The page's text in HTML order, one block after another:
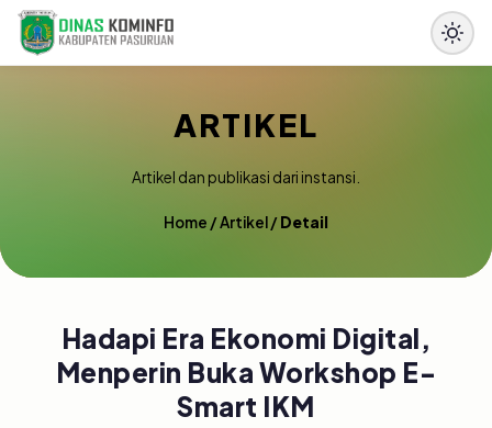
ARTIKEL
Artikel dan publikasi dari instansi.
Home /Artikel/Detail
Hadapi Era Ekonomi Digital,
Menperin Buka Workshop E-
Smart IKM